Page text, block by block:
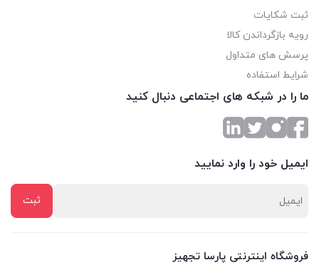
ثبت شکایات
رویه بازگرداندن کالا
پرسش های متداول
شرایط استفاده
ما را در شبکه های اجتماعی دنبال کنید
ایمیل خود را وارد نمایید
فروشگاه اینترنتی پارسا تجهیز